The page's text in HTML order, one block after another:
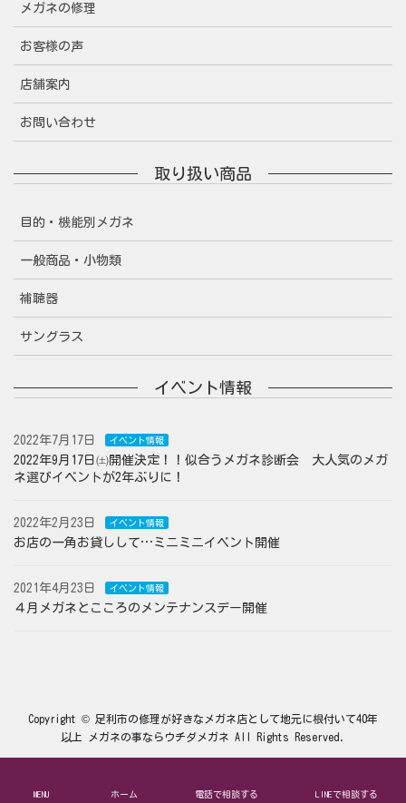
メガネの修理
お客様の声
店舗案内
お問い合わせ
取り扱い商品
目的・機能別メガネ
一般商品・小物類
補聴器
サングラス
イベント情報
2022年7月17日 イベント情報
2022年9月17日㈯開催決定！！似合うメガネ診断会 大人気のメガ
ネ選びイベントが2年ぶりに！
2022年2月23日 イベント情報
お店の一角お貸しして…ミニミニイベント開催
2021年4月23日 イベント情報
４月メガネとこころのメンテナンスデー開催
Copyright © 足利市の修理が好きなメガネ店として地元に根付いて40年
以上 メガネの事ならウチダメガネ All Rights Reserved.
MENU ホーム 電話で相談する LINEで相談する